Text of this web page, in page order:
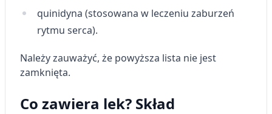
quinidyna (stosowana w leczeniu zaburzeń
rytmu serca).
Należy zauważyć, że powyższa lista nie jest
zamknięta.
Co zawiera lek? Skład